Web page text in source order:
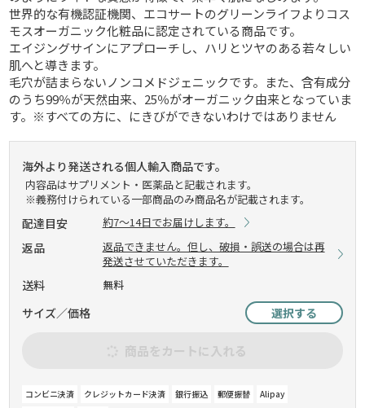
世界的な有機認証機関、エコサートのグリーンライフよりコス
モスオーガニック化粧品に認定されている商品です。
エイジングサインにアプローチし、ハリとツヤのある若々しい
肌へと導きます。
毛穴が詰まらないノンコメドジェニックです。また、含有成分
のうち99％が天然由来、25％がオーガニック由来となっていま
す。※すべての方に、にきびができないわけではありません
海外より発送される個人輸入商品です。
内容品はサプリメント・医薬品と記載されます。
※義務付けられている一部商品のみ商品名が記載されます。
配達目安 約7～14日でお届けします。
返品
返品できません。但し、破損・誤送の場合は再
発送させていただきます。
送料 無料
サイズ／価格 選択する
商品をカートに入れる
コンビニ決済 クレジットカード決済 銀行振込 郵便振替
Alipay